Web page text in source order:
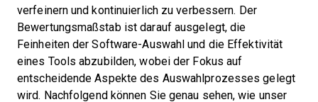
verfeinern und kontinuierlich zu verbessern. Der
Bewertungsmaßstab ist darauf ausgelegt, die
Feinheiten der Software-Auswahl und die Effektivität
eines Tools abzubilden, wobei der Fokus auf
entscheidende Aspekte des Auswahlprozesses gelegt
wird. Nachfolgend können Sie genau sehen, wie unser